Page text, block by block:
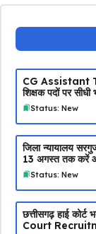
CG Assistant
शिक्षक पदों पर
Status: New
जिला न्यायालय
13 अगस्त तक करें
Status: New
छत्तीसगढ़ हाई
Court